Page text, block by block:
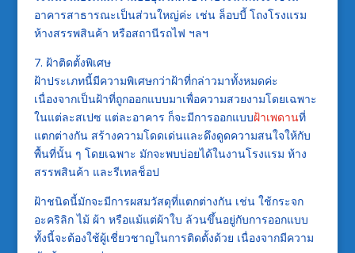
อาคารสาธารณะเป็นส่วนใหญ่ค่ะ เช่น ล็อบบี้ โถงโรงแรม
ห้างสรรพสินค้า หรือสถานีรถไฟ ฯลฯ
7. ฝ้าติดตั้งพิเศษ
ฝ้าประเภทนี้มีความพิเศษกว่าฝ้าที่กล่าวมาทั้งหมดค่ะ
เนื่องจากเป็นฝ้าที่ถูกออกแบบมาเพื่อความสวยงามโดยเฉพาะ
ในแต่ละสเปซ แต่ละอาคาร ก็จะมีการออกแบบฝ้าเพดานที่
แตกต่างกัน สร้างความโดดเด่นและดึงดูดความสนใจให้กับ
พื้นที่นั้น ๆ โดยเฉพาะ มักจะพบบ่อยได้ในงานโรงแรม ห้าง
สรรพสินค้า และรีเทลช็อป
ฝ้าชนิดนี้มักจะมีการผสมวัสดุที่แตกต่างกัน เช่น ใช้กระจก
อะคริลิก ไม้ ผ้า หรือแม้แต่ผ้าใบ ล้วนขึ้นอยู่กับการออกแบบ
ทั้งนี้จะต้องใช้ผู้เชี่ยวชาญในการติดตั้งด้วย เนื่องจากมีความ